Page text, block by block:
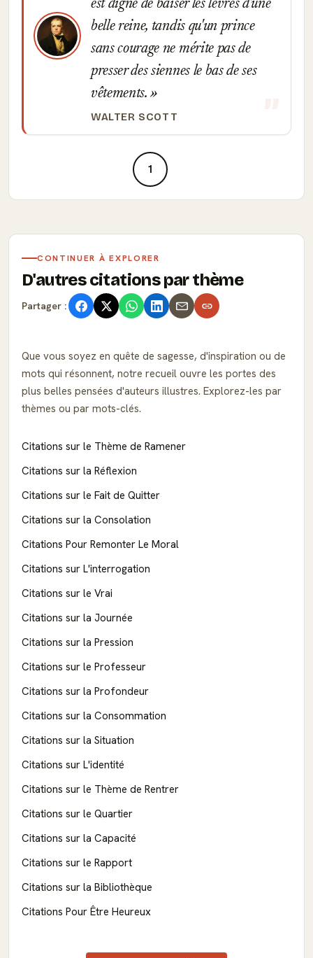
est digne de baiser les lèvres d'une
belle reine, tandis qu'un prince
sans courage ne mérite pas de
presser des siennes le bas de ses
vêtements.
WALTER SCOTT
1
CONTINUER À EXPLORER
D'autres citations par thème
Partager :
Que vous soyez en quête de sagesse, d'inspiration ou de
mots qui résonnent, notre recueil ouvre les portes des
plus belles pensées d'auteurs illustres. Explorez-les par
thèmes ou par mots-clés.
Citations sur le Thème de Ramener
Citations sur la Réflexion
Citations sur le Fait de Quitter
Citations sur la Consolation
Citations Pour Remonter Le Moral
Citations sur L'interrogation
Citations sur le Vrai
Citations sur la Journée
Citations sur la Pression
Citations sur le Professeur
Citations sur la Profondeur
Citations sur la Consommation
Citations sur la Situation
Citations sur L'identité
Citations sur le Thème de Rentrer
Citations sur le Quartier
Citations sur la Capacité
Citations sur le Rapport
Citations sur la Bibliothèque
Citations Pour Être Heureux